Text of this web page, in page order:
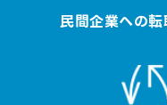
民間企業への転